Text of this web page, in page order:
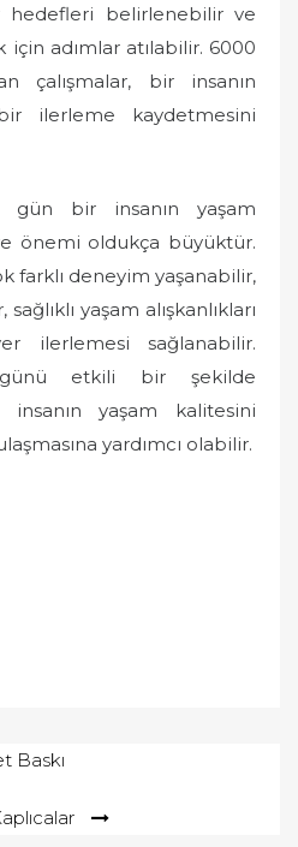
hedefleri belirlenebilir ve
adımlar atılabilir. 6000
çalışmalar, bir insanın
ilerleme kaydetmesini
gün bir insanın yaşam
önemi oldukça büyüktür.
farklı deneyim yaşanabilir,
yaşam alışkanlıkları
ilerlemesi sağlanabilir.
günü etkili bir şekilde
yaşam kalitesini
yardımcı olabilir.
Baskı